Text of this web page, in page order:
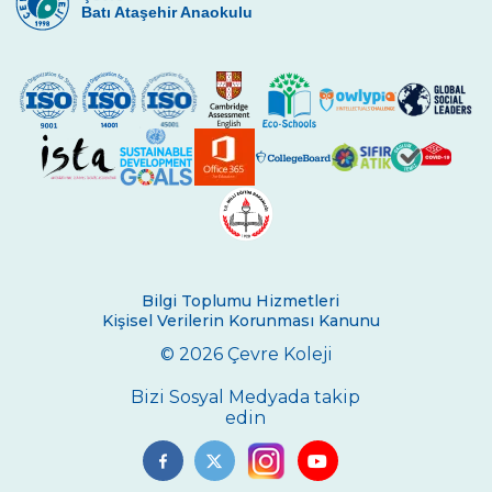
Çevre Lisesinde Yüzme Başarısı
İstanbul Bilim Olimpiyatlarında Fizik
Kategorisinde Başarımız
Lise Kız Yüzme Takımımızdan Başarı
Toprak Günü Etkinlikleri
Çevre Talks-2021
Çevre Lisesinde Mangala Turnuvası
Çevre Lisesi Uluslararası Sertifika Töreni
ÇEVRE KOLEJİNDE CUMHURİYET COŞKUSU
29 Ekim Cumhuriyet Bayramı Çelenk
Batı Ataşehir Anaokulu
Bilgi Toplumu Hizmetleri
Kişisel Verilerin Korunması Kanunu
© 2026 Çevre Koleji
Bizi Sosyal Medyada takip
edin